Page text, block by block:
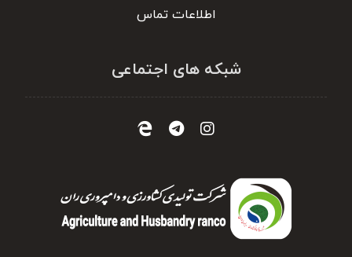
اطلاعات تماس
شبکه های اجتماعی